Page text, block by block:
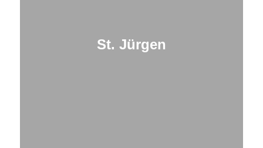
St. Jürgen